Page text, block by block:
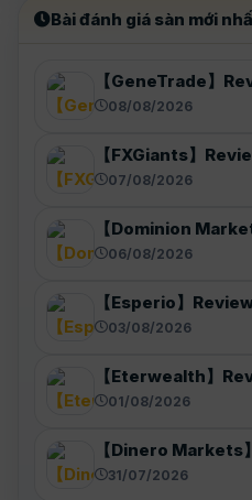
Bài đánh giá sàn mới
【GeneTrade】
08/08/2026
【FXGiants】
07/08/2026
【Dominion
06/08/2026
【Esperio】
03/08/2026
【Eterwealth】
01/08/2026
【Dinero Markets
31/07/2026